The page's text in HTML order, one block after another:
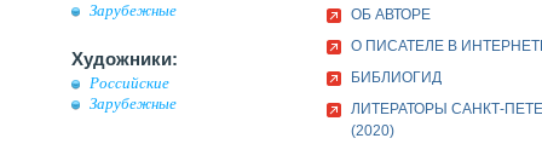
Зарубежные
Художники:
Российские
Зарубежные
ОБ АВТОРЕ
О ПИСАТЕЛЕ В
БИБЛИОГИД
ЛИТЕРАТОРЫ САНКТ-
(2020)